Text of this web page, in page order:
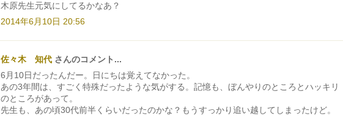
木原先生元気にしてるかなあ？
2014年6月10日 20:56
佐々木 知代 さんのコメント...
6月10日だったんだー。日にちは覚えてなかった。
あの3年間は、すごく特殊だったような気がする。記憶も、ぼんやりのところとハッキリ
のところがあって。
先生も、あの頃30代前半くらいだったのかな？もうすっかり追い越してしまったけど。